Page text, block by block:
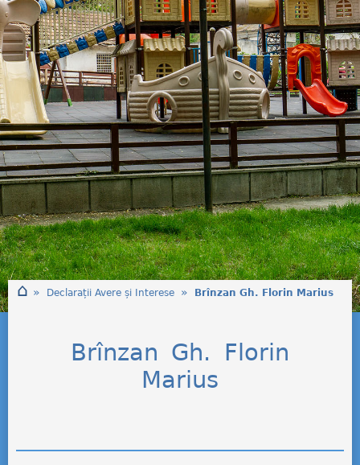
⌂ » Declarații Avere și Interese » Brînzan Gh. Florin Marius
Brînzan Gh. Florin
Marius